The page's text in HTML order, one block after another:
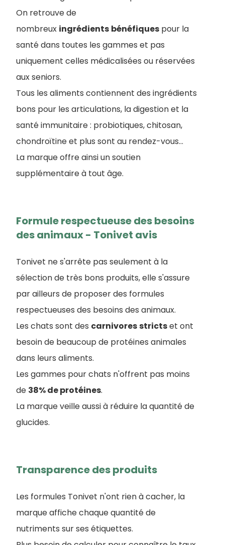
On retrouve de
nombreux ingrédients bénéfiques pour la
santé dans toutes les gammes et pas
uniquement celles médicalisées ou réservées
aux seniors.
Tous les aliments contiennent des ingrédients
bons pour les articulations, la digestion et la
santé immunitaire : probiotiques, chitosan,
chondroïtine et plus sont au rendez-vous…
La marque offre ainsi un soutien
supplémentaire à tout âge.
Formule respectueuse des besoins
des animaux - Tonivet avis
Tonivet ne s'arrête pas seulement à la
sélection de très bons produits, elle s'assure
par ailleurs de proposer des formules
respectueuses des besoins des animaux.
Les chats sont des carnivoresstrictset ont
besoin de beaucoup de protéines animales
dans leurs aliments.
Les gammes pour chats n'offrent pas moins
de 38% de protéines.
La marque veille aussi à réduire la quantité de
glucides.
Transparence des produits
Les formules Tonivet n'ont rien à cacher, la
marque affiche chaque quantité de
nutriments sur ses étiquettes.